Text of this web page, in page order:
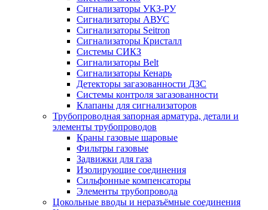
Сигнализаторы УКЗ-РУ
Сигнализаторы АВУС
Сигнализаторы Seitron
Сигнализаторы Кристалл
Системы СИКЗ
Сигнализаторы Belt
Сигнализаторы Кенарь
Детекторы загазованности ДЗС
Системы контроля загазованности
Клапаны для сигнализаторов
Трубопроводная запорная арматура, детали и
элементы трубопроводов
Краны газовые шаровые
Фильтры газовые
Задвижки для газа
Изолирующие соединения
Сильфонные компенсаторы
Элементы трубопровода
Цокольные вводы и неразъёмные соединения